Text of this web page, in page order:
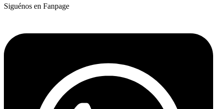
Siguénos en Fanpage